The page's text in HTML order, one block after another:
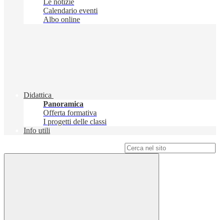
Le notizie
Calendario eventi
Albo online
Didattica
Panoramica
Offerta formativa
I progetti delle classi
Info utili